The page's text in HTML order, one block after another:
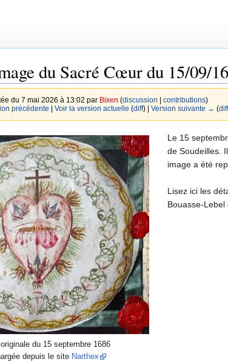
du Sacré Cœur du 15/09/
du 7 mai 2026 à 13:02 par Bixen (discussion contributions)
précédente Voir la version actuelle (diff) | Version suivante → (diff
originale du 15 septembre 1686
depuis le site Narthex
Le 15
de Soudeilles.
image a été
Lisez ici les
Bouasse-Lebel